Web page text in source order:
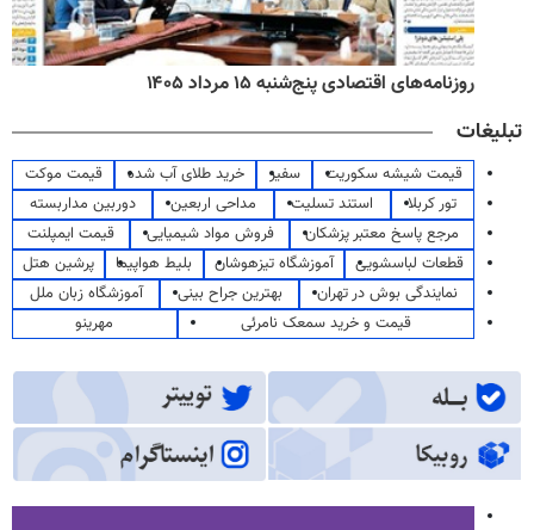
روزنامه‌های اقتصادی پنج‌شنبه ۱۵ مرداد ۱۴۰۵
تبلیغات
قیمت شیشه سکوریت سفیر خرید طلای آب شده
قیمت موکت
تور کربلا
استند تسلیت مداحی اربعین
دوربین مداربسته
مرجع پاسخ معتبر پزشکان
فروش مواد شیمیایی
قیمت ایمپلنت
قطعات لباسشویی
آموزشگاه تیزهوشان بلیط هواپیما
پرشین هتل
نمایندگی بوش در تهران
بهترین جراح بینی
آموزشگاه زبان ملل
قیمت و خرید سمعک نامرئی
مهرینو